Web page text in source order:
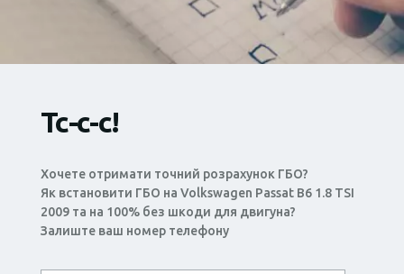
Тс-с-с!
Хочете отримати точний розрахунок ГБО?
Як встановити ГБО на Volkswagen Passat B6 1.8 TSI
2009 та на 100% без шкоди для двигуна?
Залиште ваш номер телефону